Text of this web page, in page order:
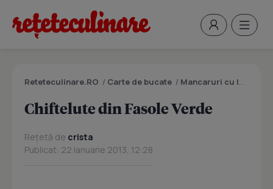
Reteteculinare.RO / Carte de bucate / Mancaruri cu legume si zarzavaturi
Chiftelute din Fasole Verde
Rețetă de crista
Publicat: 22 Ianuarie 2013, 12:28